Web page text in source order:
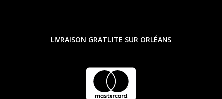
LIVRAISON GRATUITE SUR ORLÉANS